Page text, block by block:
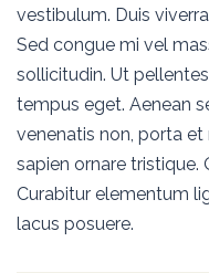
vestibulum. Duis
Sed congue mi vel
sollicitudin. Ut
tempus eget. Aenean
venenatis non, porta
sapien ornare tristique.
Curabitur elementum
lacus posuere.